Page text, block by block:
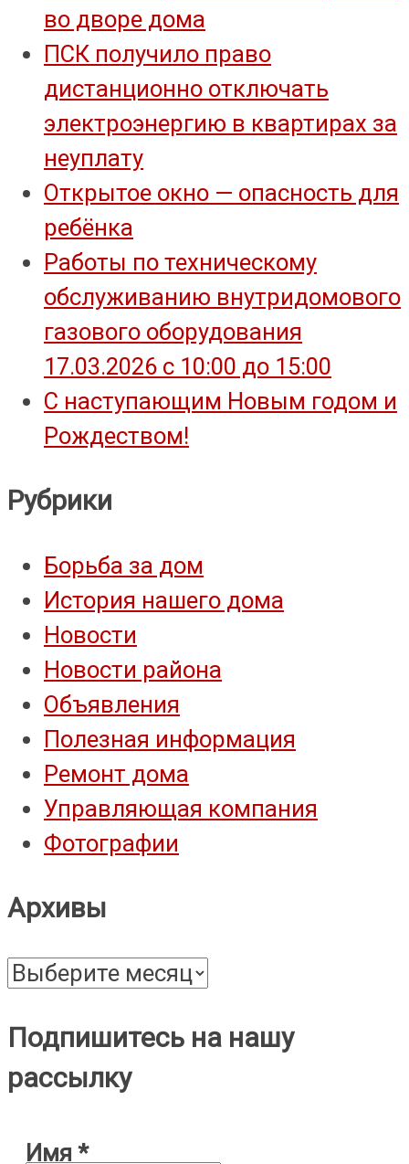
во дворе дома
ПСК получило право
дистанционно отключать
электроэнергию в квартирах за
неуплату
Открытое окно — опасность для
ребёнка
Работы по техническому
обслуживанию внутридомового
газового оборудования
17.03.2026 с 10:00 до 15:00
С наступающим Новым годом и
Рождеством!
Рубрики
Борьба за дом
История нашего дома
Новости
Новости района
Объявления
Полезная информация
Ремонт дома
Управляющая компания
Фотографии
Архивы
Архивы
Подпишитесь на нашу
рассылку
Имя *